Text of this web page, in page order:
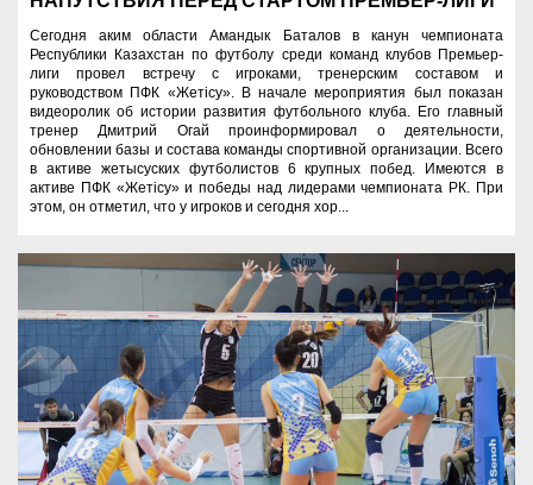
Сегодня аким области Амандык Баталов в канун чемпионата
Республики Казахстан по футболу среди команд клубов Премьер-
лиги провел встречу с игроками, тренерским составом и
руководством ПФК «Жетісу». В начале мероприятия был показан
видеоролик об истории развития футбольного клуба. Его главный
тренер Дмитрий Огай проинформировал о деятельности,
обновлении базы и состава команды спортивной организации. Всего
в активе жетысуских футболистов 6 крупных побед. Имеются в
активе ПФК «Жетісу» и победы над лидерами чемпионата РК. При
этом, он отметил, что у игроков и сегодня хор...